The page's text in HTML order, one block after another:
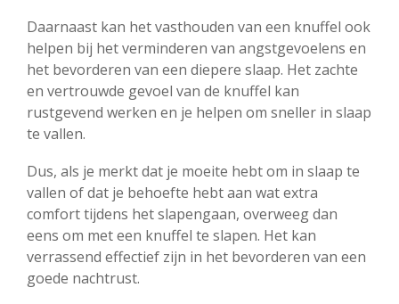
Daarnaast kan het vasthouden van een knuffel ook
helpen bij het verminderen van angstgevoelens en
het bevorderen van een diepere slaap. Het zachte
en vertrouwde gevoel van de knuffel kan
rustgevend werken en je helpen om sneller in slaap
te vallen.
Dus, als je merkt dat je moeite hebt om in slaap te
vallen of dat je behoefte hebt aan wat extra
comfort tijdens het slapengaan, overweeg dan
eens om met een knuffel te slapen. Het kan
verrassend effectief zijn in het bevorderen van een
goede nachtrust.